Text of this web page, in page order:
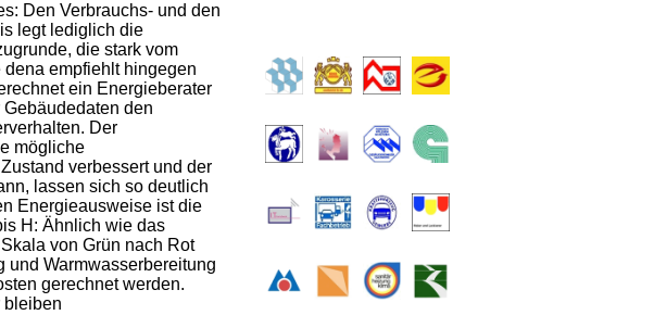
Den Verbrauchs- und den
legt lediglich die
die stark vom
empfiehlt hingegen
ein Energieberater
den
Der
mögliche
verbessert und der
lassen sich so deutlich
Energieausweise ist die
H: Ähnlich wie das
von Grün nach Rot
Warmwasserbereitung
gerechnet werden.
bleiben